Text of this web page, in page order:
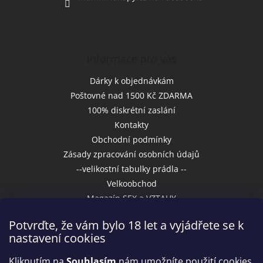
Potvrďte, že vám bylo 18 let a vyjádřete se k
nastavení cookies
Dárky k objednávkám
Poštovné nad 1500 Kč ZDARMA
100% diskrétní zaslání
Kontakty
Obchodní podmínky
Zásady zpracování osobních údajů
--velikostní tabulky prádla --
Velkoobchod
Magazín SEX a VZTAHY